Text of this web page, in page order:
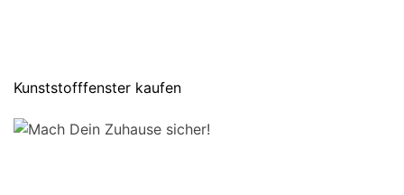
Kunststofffenster kaufen